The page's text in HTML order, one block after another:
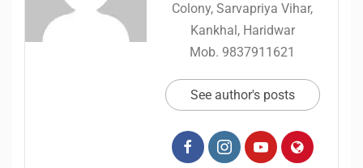
Colony, Sarvapriya Vihar,
Kankhal, Haridwar
Mob. 9837911621
See author's posts